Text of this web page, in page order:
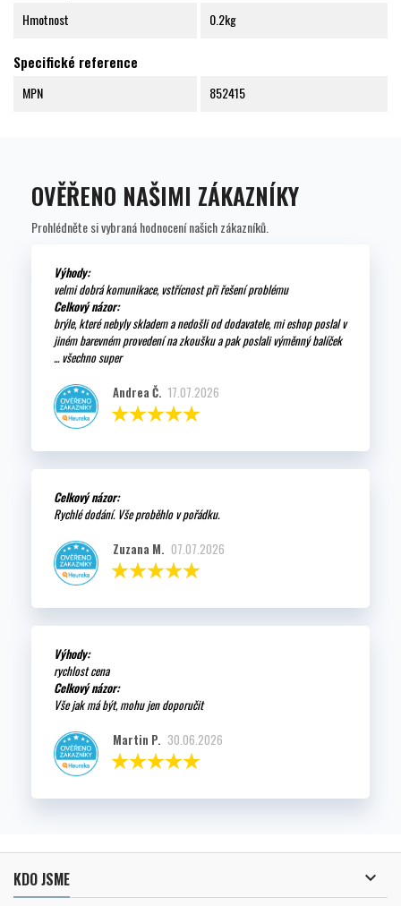
Hmotnost 0.2kg
Specifické reference
MPN 852415
OVĚŘENO NAŠIMI ZÁKAZNÍKY
Prohlédněte si vybraná hodnocení našich zákazníků.
Výhody:
velmi dobrá komunikace, vstřícnost při řešení problému
Celkový názor:
brýle, které nebyly skladem a nedošli od dodavatele, mi eshop poslal v
jiném barevném provedení na zkoušku a pak poslali výměnný balíček
... všechno super
Andrea Č. 17.07.2026
Celkový názor:
Rychlé dodání. Vše proběhlo v pořádku.
Zuzana M. 07.07.2026
Výhody:
rychlost cena
Celkový názor:
Vše jak má být, mohu jen doporučit
Martin P. 30.06.2026
KDO JSME 